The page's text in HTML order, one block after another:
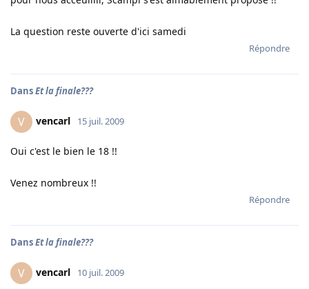
La question reste ouverte d'ici samedi
Répondre
DansEt la finale???
V vencarl 15 juil. 2009
Oui c'est le bien le 18 !!
Venez nombreux !!
Répondre
DansEt la finale???
V vencarl 10 juil. 2009